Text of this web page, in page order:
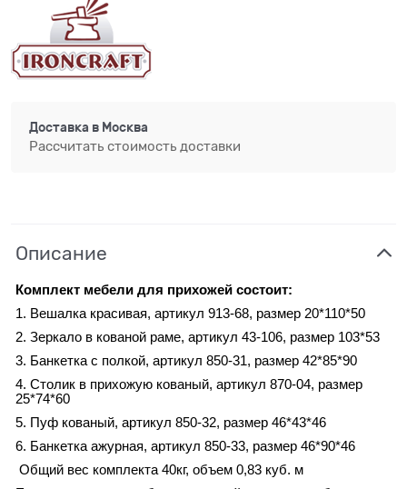
Доставка в Москва
Рассчитать стоимость доставки
Описание
Комплект мебели для прихожей состоит:
1. Вешалка красивая, артикул 913-68, размер 20*110*50
2. Зеркало в кованой раме, артикул 43-106, размер 103*53
3. Банкетка с полкой, артикул 850-31, размер 42*85*90
4. Столик в прихожую кованый, артикул 870-04, размер
25*74*60
5. Пуф кованый, артикул 850-32, размер 46*43*46
6. Банкетка ажурная, артикул 850-33, размер 46*90*46
Общий вес комплекта 40кг, объем 0,83 куб. м